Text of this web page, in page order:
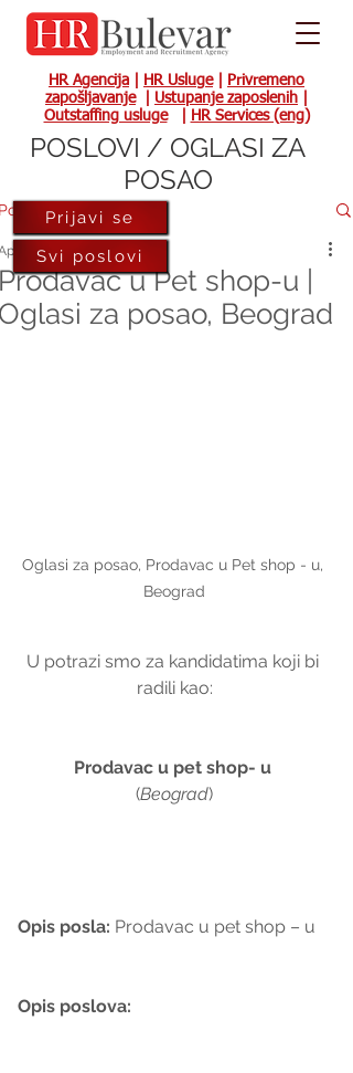
HR Agencija HR Usluge|
Privremeno
zapošljavanje| Ustupanje zaposlenih
Outstaffing usluge| HR Services (eng)
u Pet shop-u |
za posao, Beograd
20, 2021
Oglasi za posao, Prodavac u Pet shop - u,
Beograd
U potrazi smo za kandidatima koji bi
radili kao:
Prodavac u pet shop- u
(Beograd)
Opis posla: Prodavac u pet shop – u
Opis poslova:
Prijavi se
Svi poslovi
POSLOVI / OGLASI ZA
POSAO